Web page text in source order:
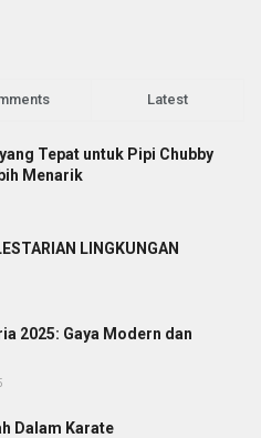
Latest
Tepat untuk Pipi Chubby
Menarik
LINGKUNGAN
2025: Gaya Modern dan
Dalam Karate